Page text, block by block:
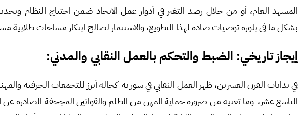
المشهد العام، أو من خلال رصد التغير في أدوار عمل الاتحاد ضمن احتياج النظام
بشكل ما في بلورة توصيات صادة لهذا التطويع، والاستثمار لصالح ابتكار مساحات طلابية
إيجاز تاريخي: الضبط والتحكم بالعمل النقابي والمدني:
في بدايات القرن العشرين، ظهر العمل النقابي في سورية كحالة أبرز للتجمعات الحرفية
التاسع عشر، وما تعنيه من ضرورة حماية المهن من الظلم والقوانين المجحفة الصادرة